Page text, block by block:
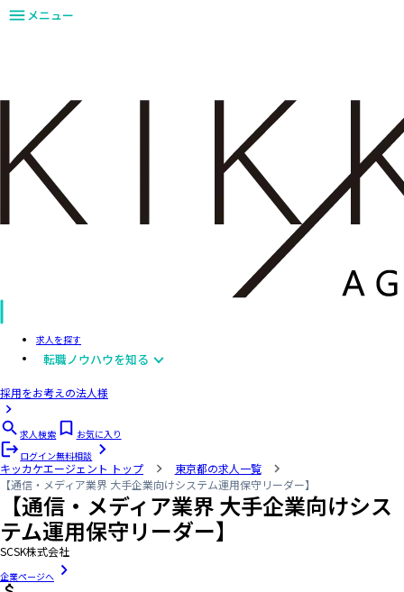
メニュー
求人を探す
転職ノウハウを知る
採用をお考えの法人様
求人検索
お気に入り
ログイン無料相談
キッカケエージェント トップ
東京都の求人一覧
【通信・メディア業界 大手企業向けシステム運用保守リーダー】
【通信・メディア業界 大手企業向けシス
テム運用保守リーダー】
SCSK株式会社
企業ページへ